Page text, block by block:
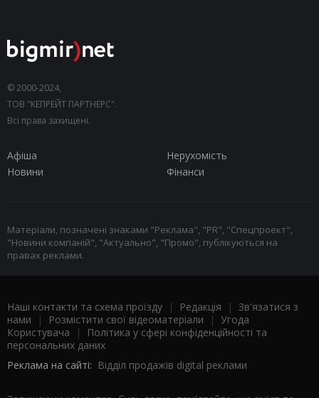
© 2000-2024,
ТОВ "КЕПРЕЙТ ПАРТНЕРС".
Всі права захищені.
Афіша
Нерухомість
Новини
Фінанси
Матеріали, позначені знаками "Реклама", "PR", "Спецпроект",
"Новини компаній", "Актуально", "Промо", публікуються на
правах реклами.
Наші контакти та схема проїзду | Редакція | Зв'язатися з
нами | Розмістити свої відеоматеріали | Угода
Користувача |
Політика у сфері конфіденційності та
персональних даних
Реклама на сайті: Відділ продажів digital реклами